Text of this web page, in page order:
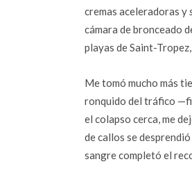
cremas aceleradoras y
cámara de bronceado
playas de Saint-
Me tomó mucho más
ronquido del tráfico
el colapso cerca, me
de callos se
sangre completó el